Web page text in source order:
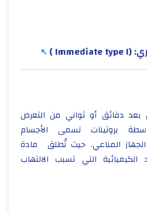
(Immediate type I )
بعد دقائق أو ثواني من التعرض
بروتينات تسمى الأجسام
الجهاز المناعي. حيث تُطلق مادة
التي تسبب الالتهاب